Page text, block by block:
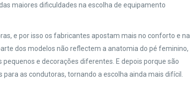
maiores dificuldades na escolha de equipamento
e por isso os fabricantes apostam mais no conforto e na
dos modelos não reflectem a anatomia do pé feminino,
e decorações diferentes. E depois porque são
as condutoras, tornando a escolha ainda mais difícil.